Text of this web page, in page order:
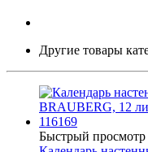
Другие товары
Быстрый просмотр